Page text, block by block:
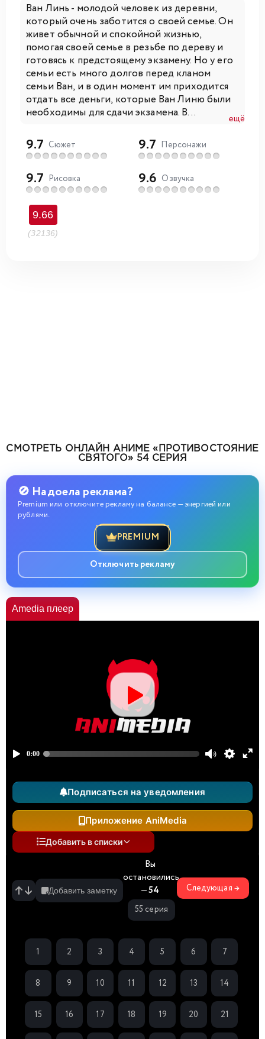
Ван Линь - молодой человек из деревни,
который очень заботится о своей семье. Он
живет обычной и спокойной жизнью,
помогая своей семье в резьбе по дереву и
готовясь к предстоящему экзамену. Но у его
семьи есть много долгов перед кланом
семьи Ван, и в один момент им приходится
отдать все деньги, которые Ван Линю были
необходимы для сдачи экзамена. В...
ещё
9.7 Сюжет 9.7 Персонажи
9.7 Рисовка 9.6 Озвучка
9.66
(32136)
СМОТРЕТЬ ОНЛАЙН АНИМЕ «ПРОТИВОСТОЯНИЕ
СВЯТОГО» 54 СЕРИЯ
🚫 Надоела реклама?
Premium или отключите рекламу на балансе — энергией или
рублями.
PREMIUM
Отключить рекламу
Amedia плеер
Подписаться на уведомления
Приложение AniMedia
Добавить в списки
Добавить заметку
Вы
остановились
—54
55 серия
Следующая →
1 2 3 4 5 6 7
8 9 10 11 12 13 14
15 16 17 18 19 20 21